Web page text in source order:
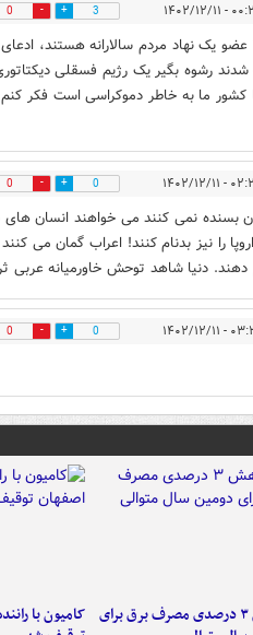
۱۴۰۲/۱۲/۱۱ 3
0
یک نهاد مردم سالارانه هستند، ادعای
شدند رشوه بگیر یک رژیم فسقلی
کشور ما به خاطر دموکراسی است فکر
۱۲/۱۱ 0
0
بسنده نمی کنند می خواهند انسان
را نیز بدنام کنند! اعراب گمان می
دنیا شاهد توحش خاورمیانه عربی
۱۲/۱۱ 0
0
کاهش ۳ درصدی مصرف برق برای